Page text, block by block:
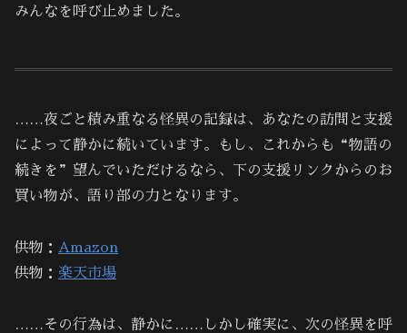
みんなを呼び止めました。
……夜ごと積み重なる怪異の記録は、あなたの訪問と支援
によって静かに続いています。もし、これからも“物語の
続きを”望んでいただけるなら、下の支援リンクからのお
買い物が、語り部の力となります。
供物： Amazon
供物： 楽天市場
……その行為は、静かに……しかし確実に、次の怪異を呼